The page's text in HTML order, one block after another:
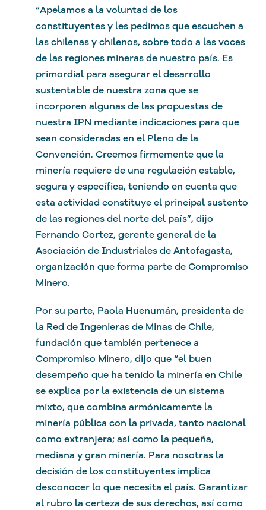
“Apelamos a la voluntad de los
constituyentes y les pedimos que escuchen a
las chilenas y chilenos, sobre todo a las voces
de las regiones mineras de nuestro país. Es
primordial para asegurar el desarrollo
sustentable de nuestra zona que se
incorporen algunas de las propuestas de
nuestra IPN mediante indicaciones para que
sean consideradas en el Pleno de la
Convención. Creemos firmemente que la
minería requiere de una regulación estable,
segura y específica, teniendo en cuenta que
esta actividad constituye el principal sustento
de las regiones del norte del país”, dijo
Fernando Cortez, gerente general de la
Asociación de Industriales de Antofagasta,
organización que forma parte de Compromiso
Minero.
Por su parte, Paola Huenumán, presidenta de
la Red de Ingenieras de Minas de Chile,
fundación que también pertenece a
Compromiso Minero, dijo que “el buen
desempeño que ha tenido la minería en Chile
se explica por la existencia de un sistema
mixto, que combina armónicamente la
minería pública con la privada, tanto nacional
como extranjera; así como la pequeña,
mediana y gran minería. Para nosotras la
decisión de los constituyentes implica
desconocer lo que necesita el país. Garantizar
al rubro la certeza de sus derechos, así como